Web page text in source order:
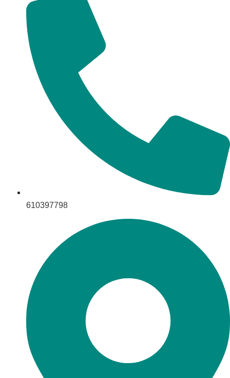
610397798